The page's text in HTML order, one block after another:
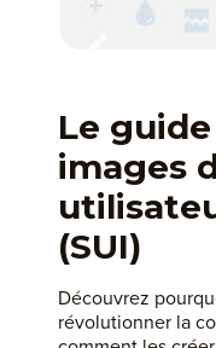
Le
images
(SUI)
Découvrez
révolutionner la